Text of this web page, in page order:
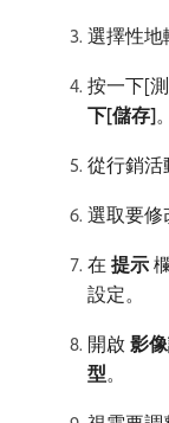
選擇性地
按一下[
下[儲存]。
從行銷活
選取要修
在​ 提示
設定。
開啟​ 影
型。